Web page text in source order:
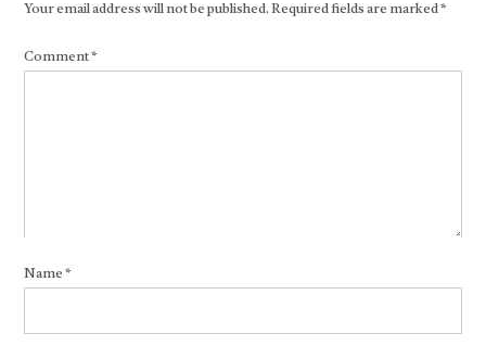
Your email address will not be published. Required fields are marked*
Comment*
Name*